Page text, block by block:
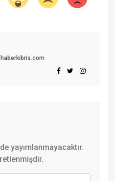
yayımlanmayacaktır.